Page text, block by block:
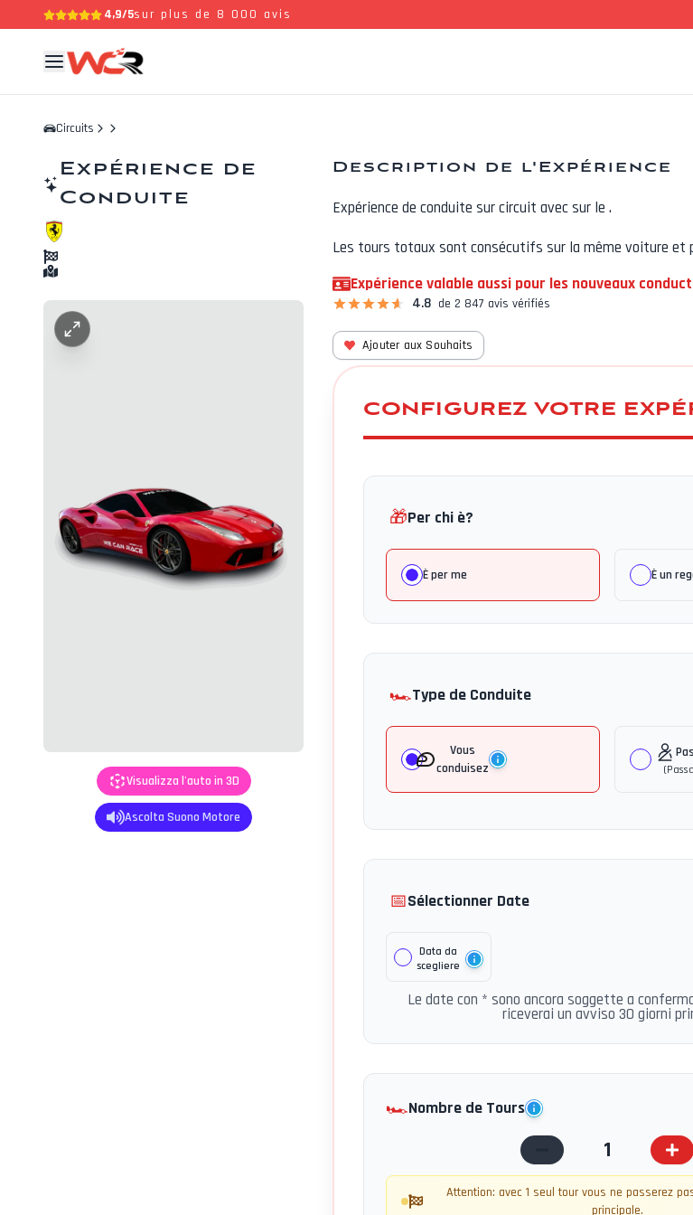
4,9/5sur plus de 8 000 avis
Circuits
Expérience de
Conduite
Visualizza l'auto in 3D
Ascolta Suono Motore
Description de l'Expérience
Expérience de conduite sur circuit avecsur le .
Les tours totaux sont consécutifs sur la même voiture et
Expérience valable aussi pour les nouveaux
4.8 de 2 847 avis vérifiés
Ajouter aux Souhaits
CONFIGUREZ VOTRE
🎁Per chi è?
È per me È un
🏎️Type de Conduite
Vous
conduisez
(
📅Sélectionner Date
Data da
scegliere
Le date con * sono ancora soggette a
riceverai un avviso 30 giorni
🏎️Nombre de Tours
1
Attention: avec 1 seul tour vous ne passerez
principale.